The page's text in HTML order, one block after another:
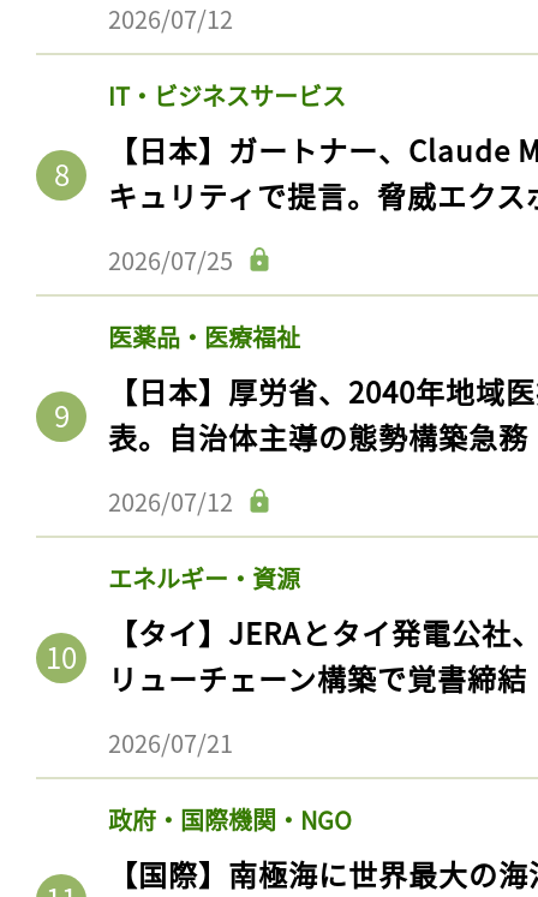
2026/07/12
IT・ビジネスサービス
【日本】ガートナー、Claude
キュリティで提言。脅威エク
2026/07/25
医薬品・医療福祉
【日本】厚労省、2040年地域
表。自治体主導の態勢構築急務
2026/07/12
エネルギー・資源
【タイ】JERAとタイ発電公社
リューチェーン構築で覚書締結
2026/07/21
政府・国際機関・NGO
【国際】南極海に世界最大の